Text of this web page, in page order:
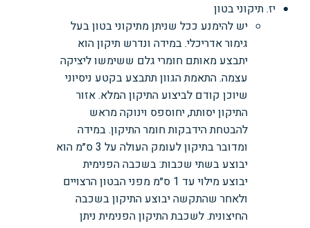
יז. תיקוני בטון
יש להימנע ככל שניתן מתיקוני בטון בעל
גימור אדריכלי. במידה ונדרש תיקון הוא
יתבצע מאותם חומרי גלם ששימשו ליציקה
עצמה. התאמת הגוון תתבצע בקטע ניסיוני
שיוכן קודם לביצוע התיקון המלא. אזור
התיקון יסותת, יחוספס וינוקה מראש
להבטחת הידבקות חומר התיקון. במידה
ומדובר בתיקון לעומק העולה על 3 ס״מ הוא
יבוצע בשתי שכבות: בשכבה הפנימית
יבוצע מילוי עד 1 ס״מ מפני הבטון הרצויים
ולאחר שהתקשה יבוצע התיקון בשכבה
החיצונית. לשכבת התיקון הפנימית ניתן